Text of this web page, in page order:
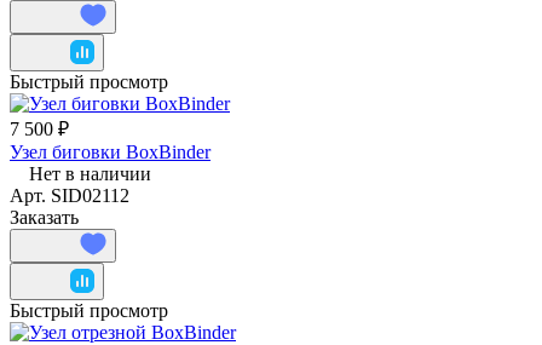
Быстрый просмотр
7 500 ₽
Узел биговки BoxBinder
Нет в наличии
Арт. SID02112
Заказать
Быстрый просмотр